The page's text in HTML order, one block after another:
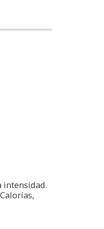
intensidad.